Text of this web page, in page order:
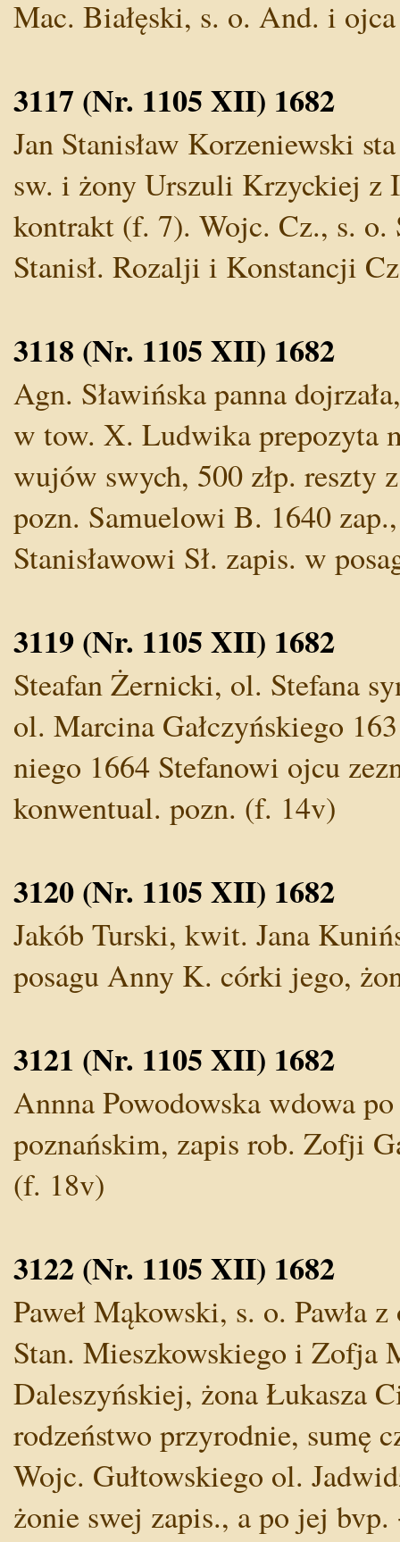
Mac. Białęski, s. o. And. i
3117 (Nr. 1105 XII) 1682
Jan Stanisław Korzeniewski
sw. i żony Urszuli Krzyckiej z
kontrakt (f. 7). Wojc. Cz., s. o.
Stanisł. Rozalji i Konstancji
3118 (Nr. 1105 XII) 1682
Agn. Sławińska panna
w tow. X. Ludwika prepozyta
wujów swych, 500 złp. reszty
pozn. Samuelowi B. 1640
Stanisławowi Sł. zapis. w
3119 (Nr. 1105 XII) 1682
Steafan Żernicki, ol. Stefana
ol. Marcina Gałczyńskiego
niego 1664 Stefanowi ojcu
konwentual. pozn. (f. 14v)
3120 (Nr. 1105 XII) 1682
Jakób Turski, kwit. Jana
posagu Anny K. córki jego,
3121 (Nr. 1105 XII) 1682
Annna Powodowska wdowa
poznańskim, zapis rob. Zofji
(f. 18v)
3122 (Nr. 1105 XII) 1682
Paweł Mąkowski, s. o. Pawła
Stan. Mieszkowskiego i Zofja
Daleszyńskiej, żona Łukasza
rodzeństwo przyrodnie, sumę
Wojc. Gułtowskiego ol.
żonie swej zapis., a po jej